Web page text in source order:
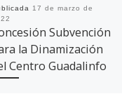
17 de marzo de
Subvención
la Dinamización
Centro Guadalinfo